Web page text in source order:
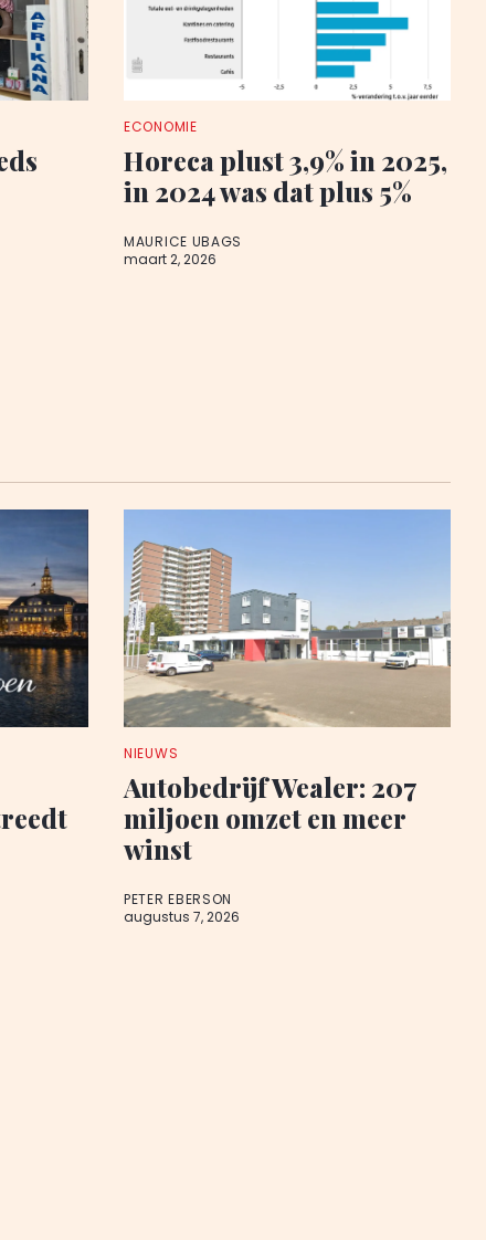
ECONOMIE
Horeca plust 3,9% in 2025,
in 2024 was dat plus 5%
MAURICE UBAGS
maart 2, 2026
NIEUWS
Autobedrijf Wealer: 207
miljoen omzet en meer
winst
PETER EBERSON
augustus 7, 2026